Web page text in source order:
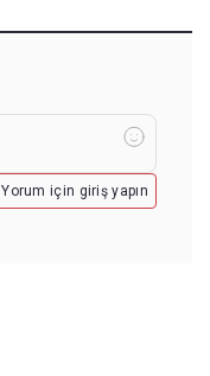
Yorum için giriş yapın